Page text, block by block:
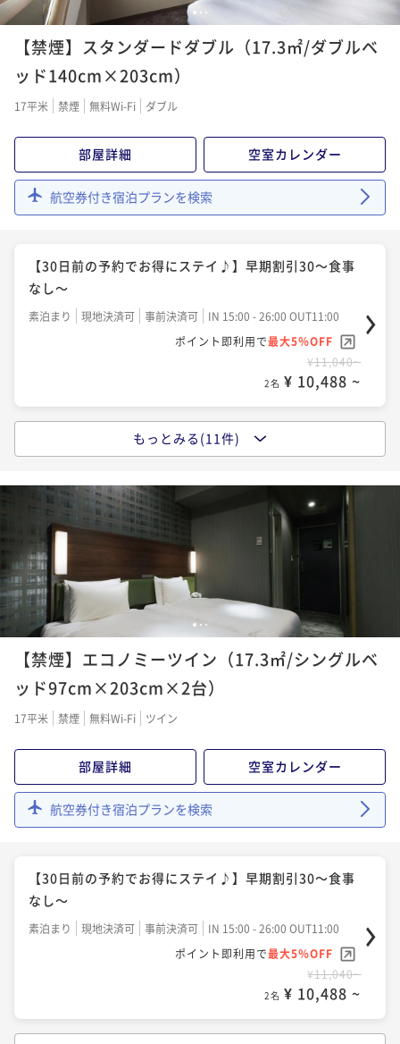
1 2 3
【禁煙】スタンダードダブル（17.3㎡/ダブルベ
ッド140cm×203cm）
17平米 禁煙 無料Wi-Fi ダブル
部屋詳細 空室カレンダー
航空券付き宿泊プランを検索
【30日前の予約でお得にステイ♪】早期割引30～食事
なし～
素泊まり 現地決済可 事前決済可
IN 15:00 - 26:00 OUT11:00
ポイント即利用で最大5％OFF
¥11,040~
2名 ¥ 10,488 ~
【14日前の予約でお得にステイ♪】早期割引14～食事
素泊まり 現地決済可 事前決済可
IN 15:00 - 26:00 OUT11:00
ポイント即利用で
最大5％OFF
¥11,200~
¥ 10,640 ~
スタンダードWEBプラン～食事なし～
素泊まり 現地決済可 事前決済可
IN 15:00 - 26:00 OUT11:00
ポイント即利用で
【30日前の予約でお得にステイ♪】早期割引30～朝食
付き～
¥15,160~
【14日前の予約でお得にステイ♪】早期割引14～朝食
朝食付き 現地決済可 事前決済可
IN 15:00 - 26:00 OUT11:00
もっとみる(11件)
12 3
【禁煙】エコノミーツイン（17.3㎡/シングルベ
ッド97cm×203cm×2台）
17平米 禁煙 無料Wi-Fi ツイン
部屋詳細 空室カレンダー
航空券付き宿泊プランを検索
【30日前の予約でお得にステイ♪】早期割引30～食事
なし～
素泊まり 現地決済可 事前決済可
IN 15:00 - 26:00 OUT11:00
ポイント即利用で最大5％OFF
¥11,040~
2名 ¥ 10,488 ~